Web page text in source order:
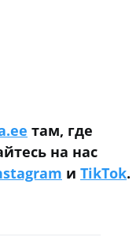
там, где
на нас
и TikTok.